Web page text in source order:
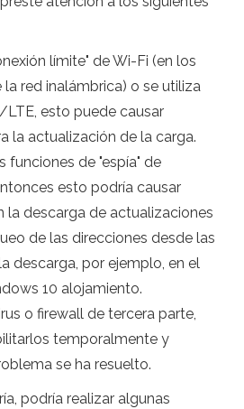
límite" de Wi-Fi (en los
red inalámbrica) o se utiliza
esto puede causar
la actualización de la carga.
funciones de "espía" de
esto podría causar
la descarga de actualizaciones
de las direcciones desde las
descarga, por ejemplo, en el
10 alojamiento.
o firewall de tercera parte,
temporalmente y
se ha resuelto.
podría realizar algunas